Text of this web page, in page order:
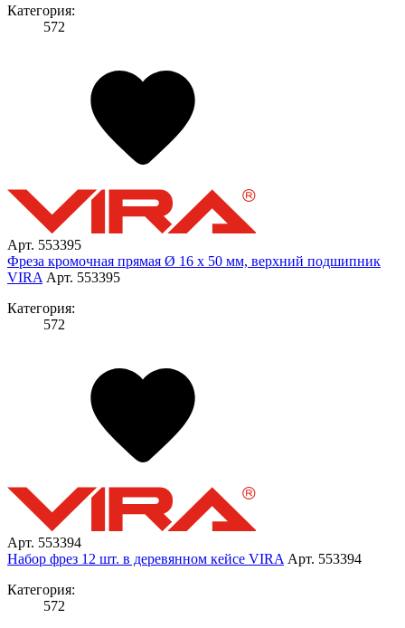
Категория:
572
Арт. 553395
Фреза кромочная прямая Ø 16 х 50 мм, верхний подшипник
VIRA Арт. 553395
Категория:
572
Арт. 553394
Набор фрез 12 шт. в деревянном кейсе VIRA Арт. 553394
Категория:
572